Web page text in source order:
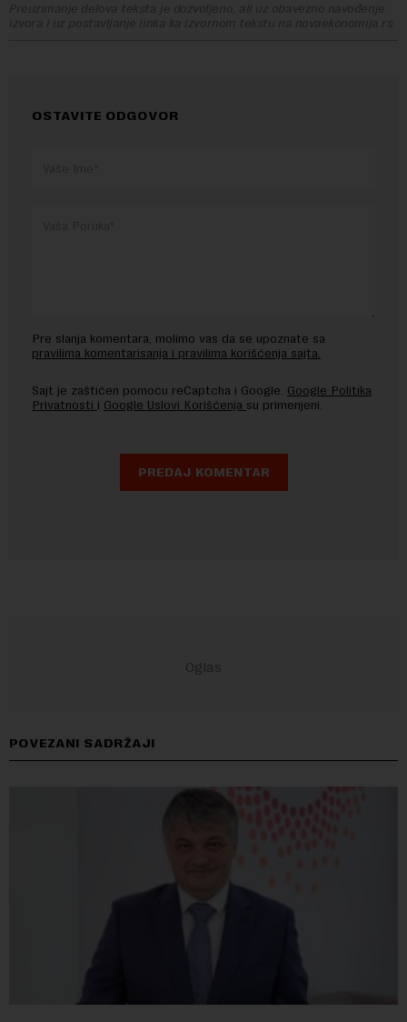
Preuzimanje delova teksta je dozvoljeno, ali uz obavezno navođenje
izvora i uz postavljanje linka ka izvornom tekstu na novaekonomija.rs
OSTAVITE ODGOVOR
Pre slanja komentara, molimo vas da se upoznate sa
pravilima komentarisanja i pravilima korišćenja sajta.
Sajt je zaštićen pomocu reCaptcha i Google. Google Politika
Privatnosti i Google Uslovi Korišćenja su primenjeni.
POVEZANI SADRŽAJI